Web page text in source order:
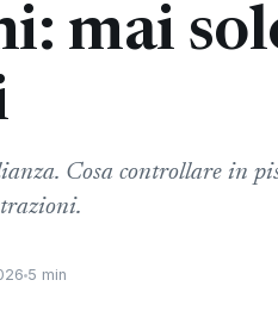
mai
Cosa controllare in
5 min